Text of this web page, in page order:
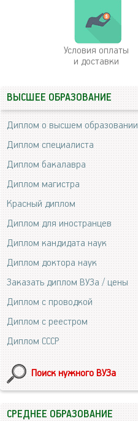
Условия оплаты
и доставки
ВЫСШЕЕ ОБРАЗОВАНИЕ
Диплом о высшем образовании
Диплом специалиста
Диплом бакалавра
Диплом магистра
Красный диплом
Диплом для иностранцев
Диплом кандидата наук
Диплом доктора наук
Заказать диплом ВУЗа / цены
Диплом с проводкой
Диплом с реестром
Диплом СССР
Поиск нужного ВУЗа
СРЕДНЕЕ ОБРАЗОВАНИЕ